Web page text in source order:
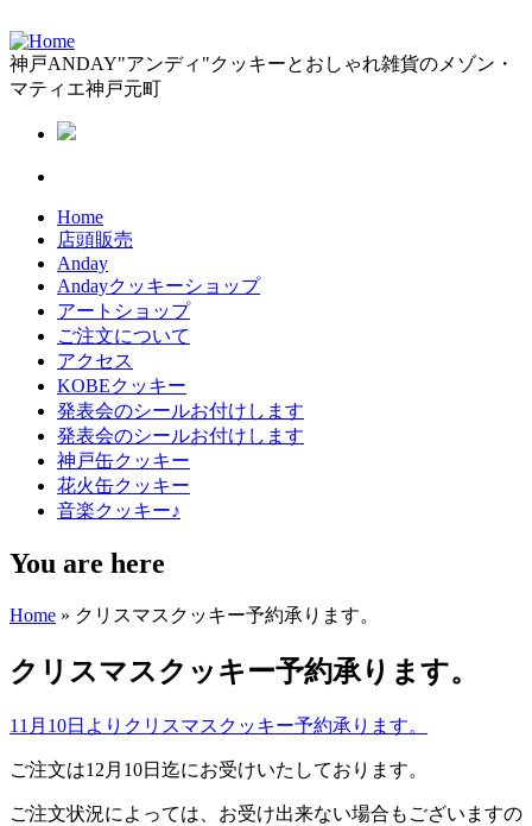
神戸ANDAY"アンディ"クッキーとおしゃれ雑貨のメゾン・
マティエ神戸元町
Home
店頭販売
Anday
Andayクッキーショップ
アートショップ
ご注文について
アクセス
KOBEクッキー
発表会のシールお付けします
発表会のシールお付けします
神戸缶クッキー
花火缶クッキー
音楽クッキー♪
You are here
Home » クリスマスクッキー予約承ります。
クリスマスクッキー予約承ります。
11月10日よりクリスマスクッキー予約承ります。
ご注文は12月10日迄にお受けいたしております。
ご注文状況によっては、お受け出来ない場合もございますの